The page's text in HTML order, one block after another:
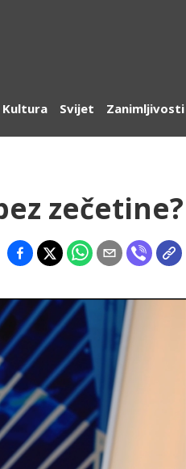
Kultura Svijet Zanimljivosti
zečetine?